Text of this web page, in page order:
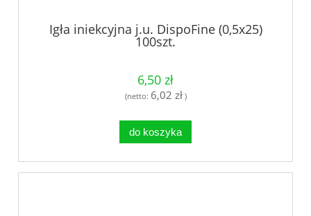
Igła iniekcyjna j.u. DispoFine (0,5x25)
100szt.
6,50 zł
(netto: 6,02 zł)
do koszyka